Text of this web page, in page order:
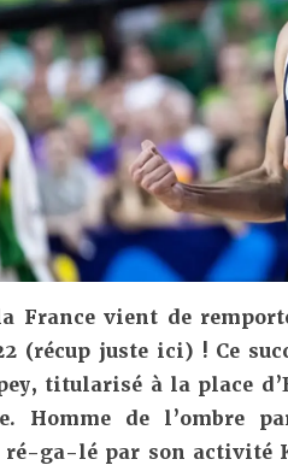
France vient de
(récup juste ici) ! Ce
titularisé à la place
Homme de l’ombre
ga-lé par son activité